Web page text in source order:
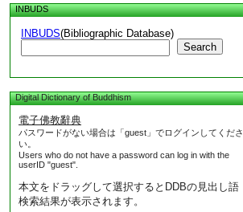
INBUDS
INBUDS(Bibliographic Database)
Search
Digital Dictionary of Buddhism
電子佛教辭典
パスワードがない場合は「guest」でログインしてくださ
い。
Users who do not have a password can log in with the
userID "guest".
本文をドラッグして選択するとDDBの見出し語
検索結果が表示されます。